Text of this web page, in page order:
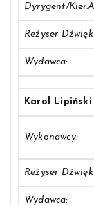
Dyrygent/
Reżyser
Wydawca:
Karol
Wykonawcy:
Reżyser
Wydawca: